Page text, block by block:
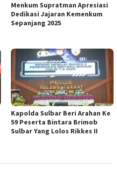
Menkum Supratman Apresiasi
Dedikasi Jajaran Kemenkum
Sepanjang 2025
Kapolda Sulbar Beri Arahan Ke
59 Peserta Bintara Brimob
Sulbar Yang Lolos Rikkes II